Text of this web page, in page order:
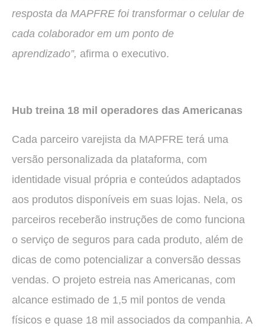
resposta da MAPFRE foi transformar o celular de
cada colaborador em um ponto de
aprendizado”, afirma o executivo.
Hub treina 18 mil operadores das Americanas
Cada parceiro varejista da MAPFRE terá uma
versão personalizada da plataforma, com
identidade visual própria e conteúdos adaptados
aos produtos disponíveis em suas lojas. Nela, os
parceiros receberão instruções de como funciona
o serviço de seguros para cada produto, além de
dicas de como potencializar a conversão dessas
vendas. O projeto estreia nas Americanas, com
alcance estimado de 1,5 mil pontos de venda
físicos e quase 18 mil associados da companhia. A